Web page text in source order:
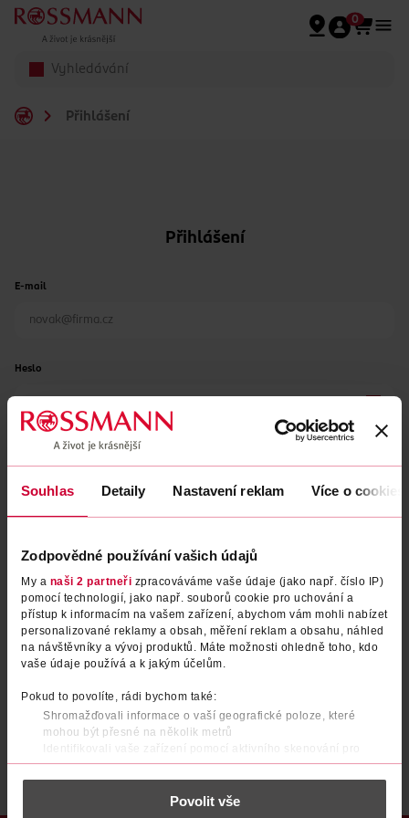
Souhlas Detaily Nastavení reklam Více o cookies
Zodpovědné používání vašich údajů
My a naši 2 partneři zpracováváme vaše údaje (jako např. číslo IP)
pomocí technologií, jako např. souborů cookie pro uchování a
přístup k informacím na vašem zařízení, abychom vám mohli nabízet
personalizované reklamy a obsah, měření reklam a obsahu, náhled
na návštěvníky a vývoj produktů. Máte možnosti ohledně toho, kdo
vaše údaje používá a k jakým účelům.
Pokud to povolíte, rádi bychom také:
Shromažďovali informace o vaší geografické poloze, které
mohou být přesné na několik metrů
Identifikovali vaše zařízení pomocí aktivního skenování pro
konkrétní charakteristiky (otisk prstu)
Zjistěte více o tom, jak zpracováváme vaše osobní údaje, a nastavte
části s podrobnostmi . Svůj souhlas můžete kdykoliv
Povolit vše
Přeskočit na hlavmní obsah
0
Přihlášení
Přihlášení
E-mail
Heslo
Zapomenuté heslo
PŘIHLÁSIT SE
Po registraci se stáváte členem ROSSMANN CLUBu a můžete čerpat výhody naplno. Zjistit více